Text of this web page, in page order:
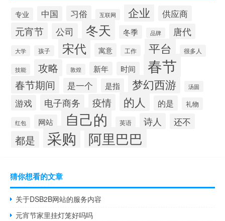
专业 中国 习俗 互联网 企业 供应商
元宵节 公司 冬天 冬季 品牌 唐代
大学 孩子 宋代 寓意 工作 平台 很多人
技能 攻略 敦煌 新年 时间 春节
春节期间 是一个 是指 梦幻西游 汤圆
游戏 电子商务 疫情 的人 的是 礼物
红包 网站 自己的 英语 诗人 还不
都是 采购 阿里巴巴
猜你想看的文章
关于DSB2B网站的服务内容
元宵节家里挂灯笼好吗吗